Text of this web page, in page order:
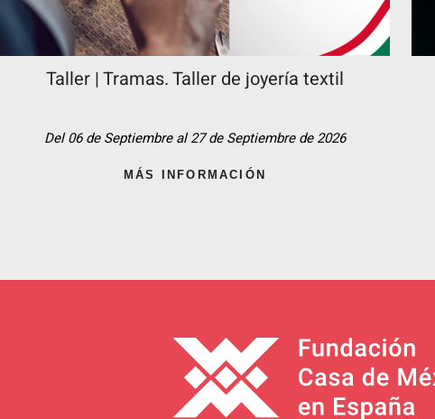
Taller | Tramas. Taller de joyería textil
Del 06 de Septiembre al 27 de Septiembre de 2026
MÁS INFORMACIÓN